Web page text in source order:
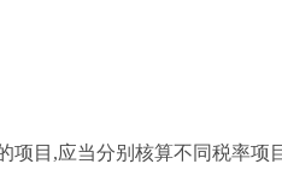
项目 ,应当分别核算不同税率项